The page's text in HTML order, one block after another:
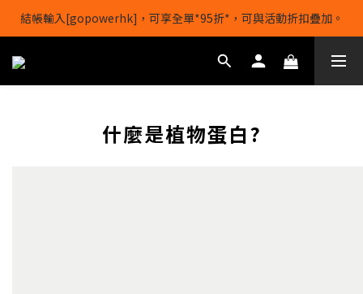
【1/8-31/8】8月下單即贈 蛋白威化餅×1-隨機口味
結帳輸入[gopowerhk]，可享全單*95折*，可與活動折扣疊加。
[新會員優惠]新會員註冊即送$20購物金
什麼是植物蛋白?